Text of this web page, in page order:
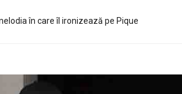
în care îl ironizează pe Pique